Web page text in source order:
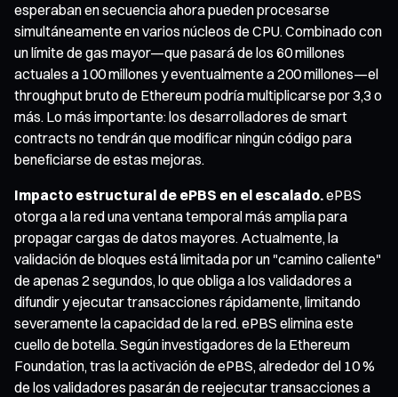
esperaban en secuencia ahora pueden procesarse
simultáneamente en varios núcleos de CPU. Combinado con
un límite de gas mayor—que pasará de los 60 millones
actuales a 100 millones y eventualmente a 200 millones—el
throughput bruto de Ethereum podría multiplicarse por 3,3 o
más. Lo más importante: los desarrolladores de smart
contracts no tendrán que modificar ningún código para
beneficiarse de estas mejoras.
Impacto estructural de ePBS en el escalado.ePBS
otorga a la red una ventana temporal más amplia para
propagar cargas de datos mayores. Actualmente, la
validación de bloques está limitada por un "camino caliente"
de apenas 2 segundos, lo que obliga a los validadores a
difundir y ejecutar transacciones rápidamente, limitando
severamente la capacidad de la red. ePBS elimina este
cuello de botella. Según investigadores de la Ethereum
Foundation, tras la activación de ePBS, alrededor del 10 %
de los validadores pasarán de reejecutar transacciones a